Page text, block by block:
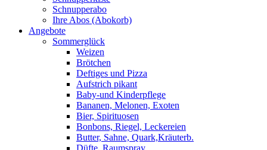
Schnupperabo
Ihre Abos (Abokorb)
Angebote
Sommerglück
Weizen
Brötchen
Deftiges und Pizza
Aufstrich pikant
Baby-und Kinderpflege
Bananen, Melonen, Exoten
Bier, Spirituosen
Bonbons, Riegel, Leckereien
Butter, Sahne, Quark,Kräuterb.
Düfte, Raumspray